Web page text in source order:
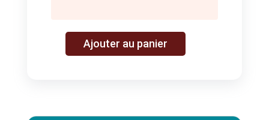
quantité
Ajouter au panier
l
n